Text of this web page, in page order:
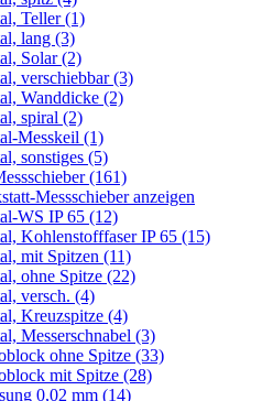
Teller (1)
lang (3)
Solar (2)
verschiebbar (3)
Wanddicke (2)
spiral (2)
Messkeil (1)
sonstiges (5)
(161)
Messschieber anzeigen
WS IP 65 (12)
Kohlenstofffaser IP 65 (15)
mit Spitzen (11)
ohne Spitze (22)
versch. (4)
Kreuzspitze (4)
Messerschnabel (3)
ohne Spitze (33)
mit Spitze (28)
0,02 mm (14)